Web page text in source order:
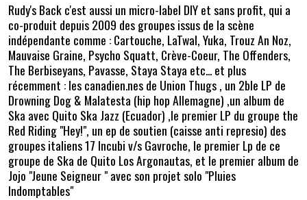
Rudy's Back c'est aussi un micro-label DIY et sans profit, qui a
co-produit depuis 2009 des groupes issus de la scène
indépendante comme : Cartouche, LaTwal, Yuka, Trouz An Noz,
Mauvaise Graine, Psycho Squatt, Crève-Coeur, The Offenders,
The Berbiseyans, Pavasse, Staya Staya etc... et plus
récemment : les canadien.nes de Union Thugs , un 2ble LP de
Drowning Dog & Malatesta (hip hop Allemagne) ,un album de
Ska avec Quito Ska Jazz (Ecuador) ,le premier LP du groupe the
Red Riding "Hey!", un ep de soutien (caisse anti represio) des
groupes italiens 17 Incubi v/s Gavroche, le premier Lp de ce
groupe de Ska de Quito Los Argonautas, et le premier album de
Jojo "Jeune Seigneur " avec son projet solo "Pluies
Indomptables"